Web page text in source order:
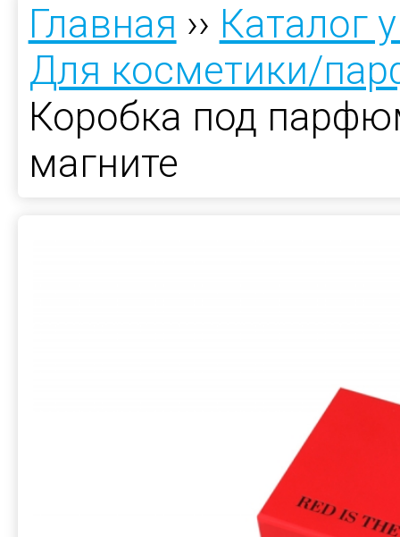
Главная ›› Каталог
Для косметики/
Коробка под
магните